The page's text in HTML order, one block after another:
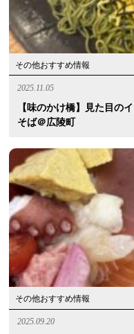
その他おすすめ情報
2025.11.05
【味のかけ橋】見た目の
そば＠広陵町
その他おすすめ情報
2025.09.20